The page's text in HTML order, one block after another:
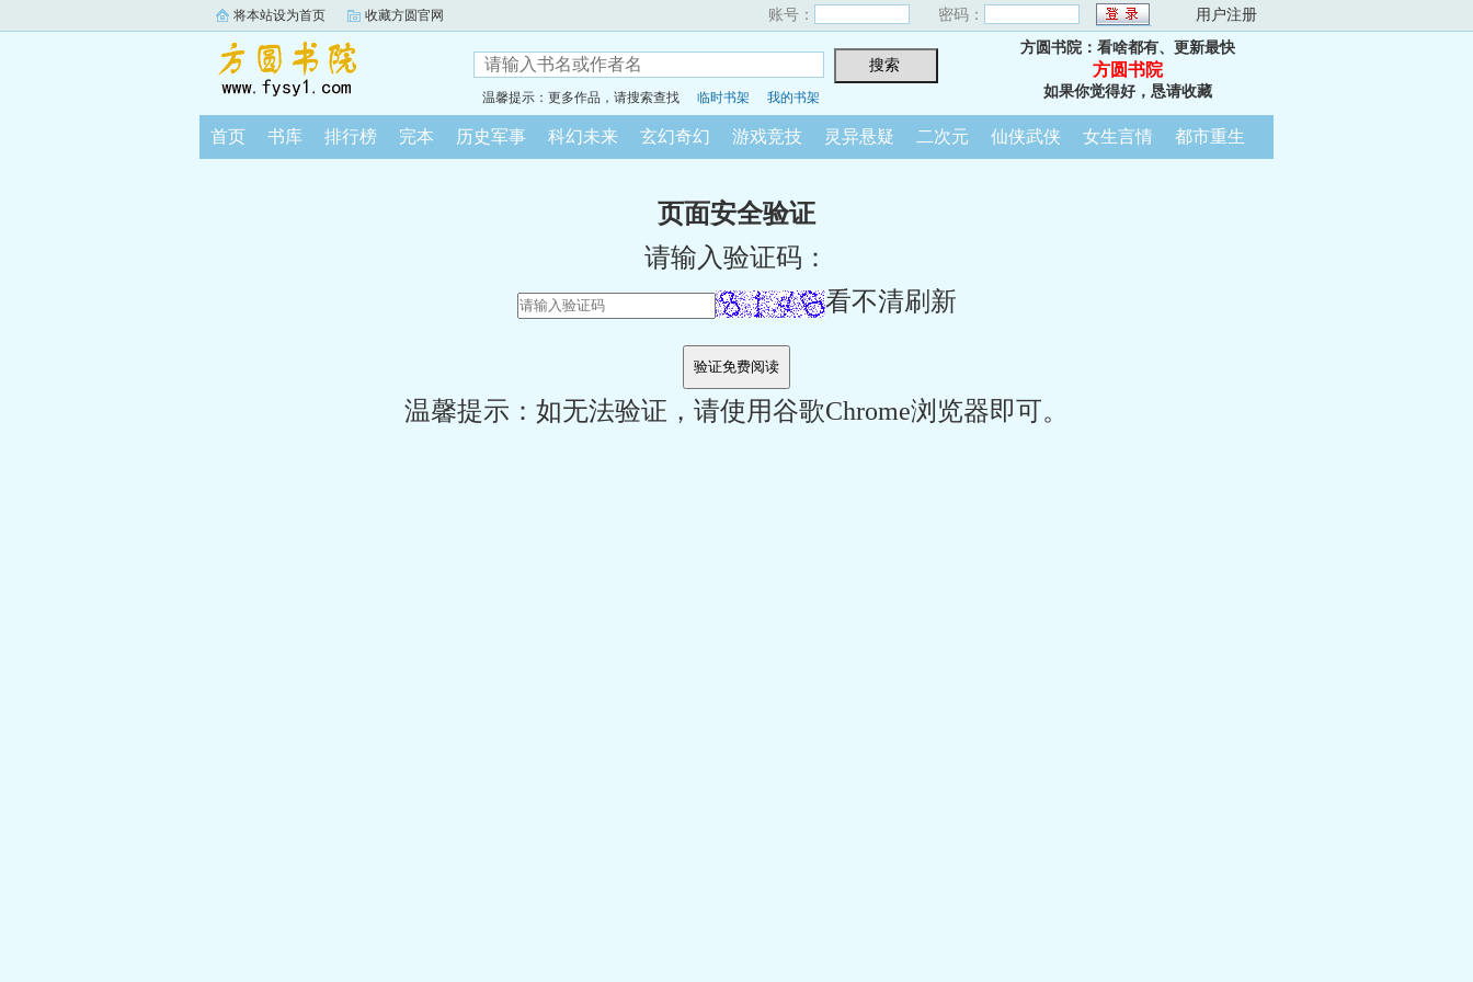
将本站设为首页 收藏方圆官网 账号： 密码： 用户注册
温馨提示：更多作品，请搜索查找 临时书架 我的书架
方圆书院：看啥都有、更新最快
方圆书院
如果你觉得好，恳请收藏
首页 书库 排行榜 完本 历史军事 科幻未来 玄幻奇幻 游戏竞技 灵异悬疑 二次元 仙侠武侠 女生言情 都市重生
页面安全验证
请输入验证码：
看不清刷新
温馨提示：如无法验证，请使用谷歌Chrome浏览器即可。